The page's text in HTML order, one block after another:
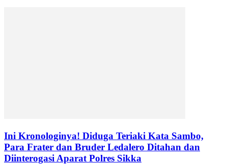
Ini Kronologinya! Diduga Teriaki Kata Sambo,
Para Frater dan Bruder Ledalero Ditahan dan
Diinterogasi Aparat Polres Sikka